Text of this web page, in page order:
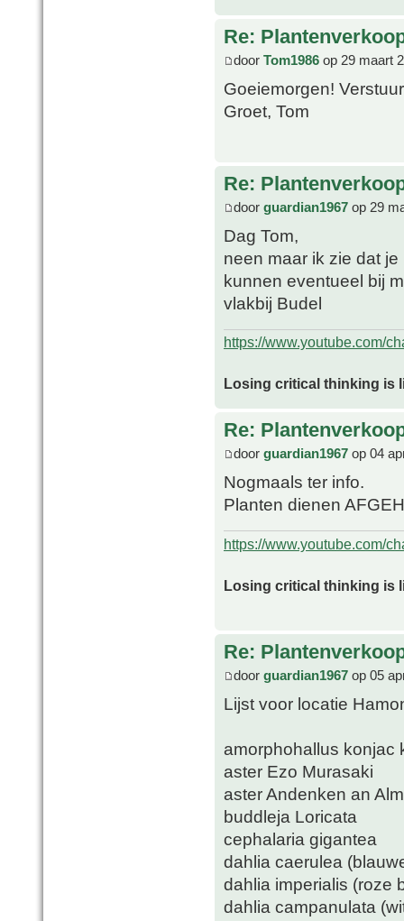
Re:
door Tom1986 op 29 maart
Goeiemorgen!
Groet, Tom
Re:
door guardian1967 op 29
Dag Tom,
neen maar ik zie dat
kunnen eventueel bij
vlakbij Budel
https://www.youtube.com/
Losing critical thinking is
Re:
door guardian1967 op 04
Nogmaals ter info.
Planten dienen
https://www.youtube.com/
Losing critical thinking is
Re:
door guardian1967 op 05
Lijst voor locatie
amorphohallus konjac
aster Ezo Murasaki
aster Andenken an
buddleja Loricata
cephalaria gigantea
dahlia caerulea
dahlia imperialis (roze
dahlia campanulata